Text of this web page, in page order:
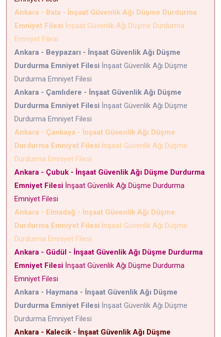
Ankara - Bala - İnşaat Güvenlik Ağı Düşme Durdurma
Emniyet Filesi İnşaat Güvenlik Ağı Düşme Durdurma
Emniyet Filesi
Ankara - Beypazarı - İnşaat Güvenlik Ağı Düşme
Durdurma Emniyet Filesi İnşaat Güvenlik Ağı Düşme
Durdurma Emniyet Filesi
Ankara - Çamlıdere - İnşaat Güvenlik Ağı Düşme
Durdurma Emniyet Filesi İnşaat Güvenlik Ağı Düşme
Durdurma Emniyet Filesi
Ankara - Çankaya - İnşaat Güvenlik Ağı Düşme
Durdurma Emniyet Filesi İnşaat Güvenlik Ağı Düşme
Durdurma Emniyet Filesi
Ankara - Çubuk - İnşaat Güvenlik Ağı Düşme Durdurma
Emniyet Filesi İnşaat Güvenlik Ağı Düşme Durdurma
Emniyet Filesi
Ankara - Elmadağ - İnşaat Güvenlik Ağı Düşme
Durdurma Emniyet Filesi İnşaat Güvenlik Ağı Düşme
Durdurma Emniyet Filesi
Ankara - Güdül - İnşaat Güvenlik Ağı Düşme Durdurma
Emniyet Filesi İnşaat Güvenlik Ağı Düşme Durdurma
Emniyet Filesi
Ankara - Haymana - İnşaat Güvenlik Ağı Düşme
Durdurma Emniyet Filesi İnşaat Güvenlik Ağı Düşme
Durdurma Emniyet Filesi
Ankara - Kalecik - İnşaat Güvenlik Ağı Düşme